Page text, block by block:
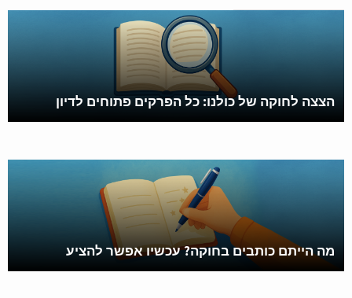
הצצה לחוקה של כולנו: כל הפרקים פתוחים לדיון
מה הייתם כותבים בחוקה? עכשיו אפשר להציע